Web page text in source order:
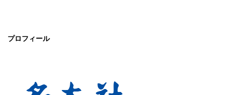
プロフィール